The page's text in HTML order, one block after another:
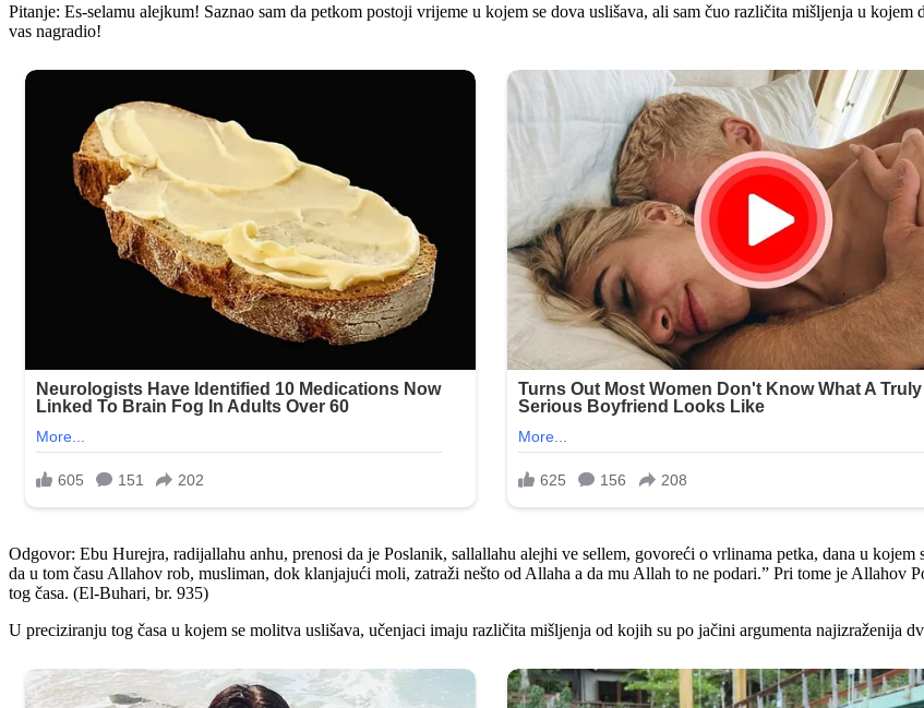
Pitanje: Es-selamu alejkum! Saznao sam da petkom postoji vrijeme u kojem se dova uslišava, ali sam čuo različita mišljenja u
vas nagradio!
Odgovor: Ebu Hurejra, radijallahu anhu, prenosi da je Poslanik, sallallahu alejhi ve sellem, govoreći o vrlinama petka, dana u kojem
da u tom času Allahov rob, musliman, dok klanjajući moli, zatraži nešto od Allaha a da mu Allah to ne podari.” Pri tome je Allahov
tog časa. (El-Buhari, br. 935)
U preciziranju tog časa u kojem se molitva uslišava, učenjaci imaju različita mišljenja od kojih su po jačini argumenta najizraženija